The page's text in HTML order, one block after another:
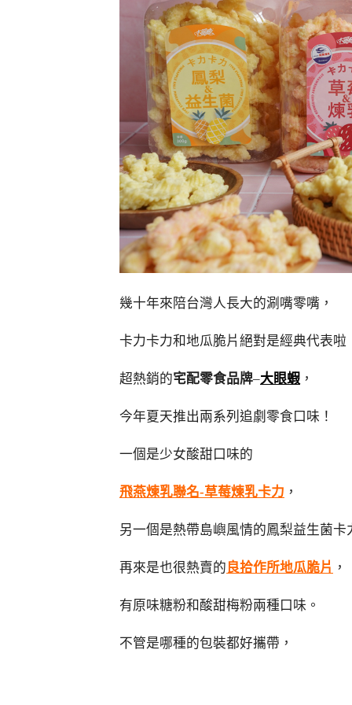
幾十年來陪台灣人長大的涮嘴零嘴，
卡力卡力和地瓜脆片絕對是經典代表啦
超熱銷的宅配零食品牌–大眼蝦 ，
今年夏天推出兩系列追劇零食口味！
一個是少女酸甜口味的
飛燕煉乳聯名-草莓煉乳卡力 ，
另一個是熱帶島嶼風情的鳳梨益生菌卡
再來是也很熱賣的良拾作所地瓜脆片 ，
有原味糖粉和酸甜梅粉兩種口味。
不管是哪種的包裝都好攜帶，